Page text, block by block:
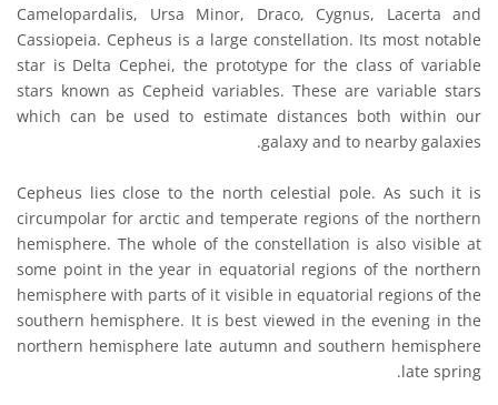
Camelopardalis, Ursa Minor, Draco, Cygnus, Lacerta and
Cassiopeia. Cepheus is a large constellation. Its most notable
star is Delta Cephei, the prototype for the class of variable
stars known as Cepheid variables. These are variable stars
which can be used to estimate distances both within our
galaxy and to nearby galaxies.
Cepheus lies close to the north celestial pole. As such it is
circumpolar for arctic and temperate regions of the northern
hemisphere. The whole of the constellation is also visible at
some point in the year in equatorial regions of the northern
hemisphere with parts of it visible in equatorial regions of the
southern hemisphere. It is best viewed in the evening in the
northern hemisphere late autumn and southern hemisphere
late spring.